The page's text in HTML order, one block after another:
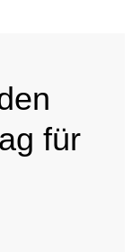
für